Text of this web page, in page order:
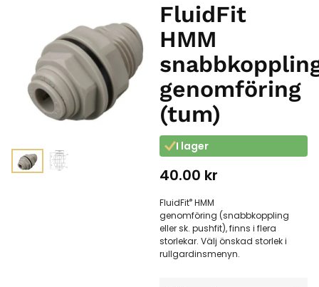
FluidFit
HMM
genomföring
(tum)
I lager
40.00 kr
FluidFit® HMM
genomföring (snabbkoppling
eller sk. pushfit), finns i flera
storlekar. Välj önskad storlek i
rullgardinsmenyn.